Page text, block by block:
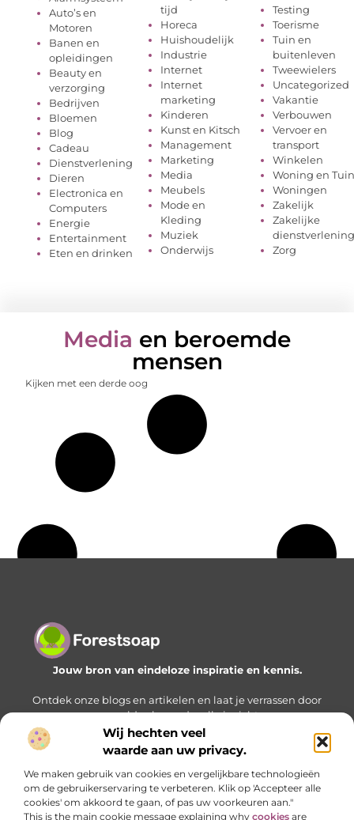
Wij hechten veel
waarde aan uw privacy.
We maken gebruik van cookies en vergelijkbare technologieën
om de gebruikerservaring te verbeteren. Klik op 'Accepteer alle
cookies' om akkoord te gaan, of pas uw voorkeuren aan."
This is the main cookie message explaining why cookies are
Auto’s en
Motoren
Banen en
opleidingen
Beauty en
verzorging
Bedrijven
Bloemen
Blog
Cadeau
Dienstverlening
Dieren
Electronica en
Computers
Energie
Entertainment
Eten en drinken
tijd
Horeca
Huishoudelijk
Industrie
Internet
Internet
marketing
Kinderen
Kunst en Kitsch
Management
Marketing
Media
Meubels
Mode en
Kleding
Muziek
Onderwijs
Testing
Toerisme
Tuin en
buitenleven
Tweewielers
Uncategorized
Vakantie
Verbouwen
Vervoer en
transport
Winkelen
Woning en Tuin
Woningen
Zakelijk
Zakelijke
dienstverlening
Zorg
Media en beroemde
mensen
Kijken met een derde oog
Jouw bron van eindeloze inspiratie en kennis.
Ontdek onze blogs en artikelen en laat je verrassen door
een wereld vol waardevolle inzichten.
Bericht categorie
Onze informatie